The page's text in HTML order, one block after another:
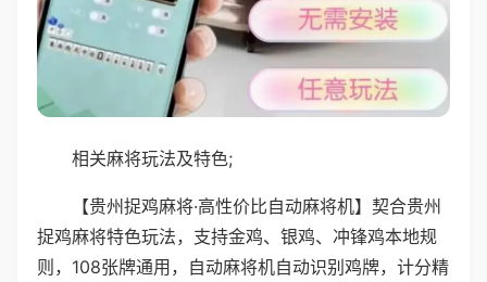
相关麻将玩法及特色;
【贵州捉鸡麻将·高性价比自动麻将机】契合贵州
捉鸡麻将特色玩法，支持金鸡、银鸡、冲锋鸡本地规
则，108张牌通用，自动麻将机自动识别鸡牌，计分精